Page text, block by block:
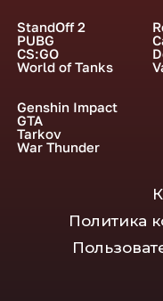
StandOff 2
PUBG
CS:GO
World of Tanks
Genshin Impact
GTA
Tarkov
War Thunder
Политика